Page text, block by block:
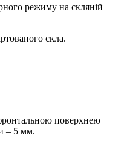
режиму на скляній
скла.
поверхнею
– 5 мм.